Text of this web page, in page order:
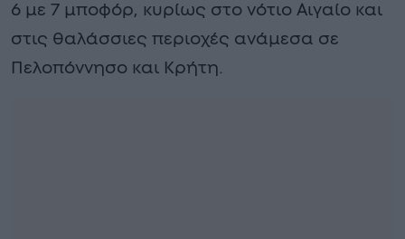
6 με 7 μποφόρ, κυρίως στο νότιο Αιγαίο και
στις θαλάσσιες περιοχές ανάμεσα σε
Πελοπόννησο και Κρήτη.